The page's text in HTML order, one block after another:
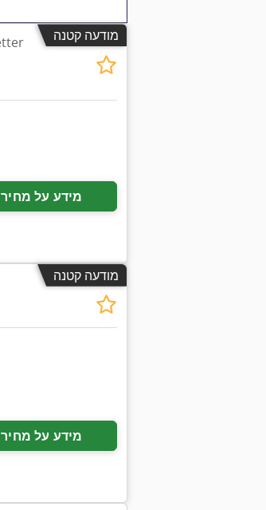
מודעה קטנה
מידע על מחיר
מודעה קטנה
מידע על מחיר